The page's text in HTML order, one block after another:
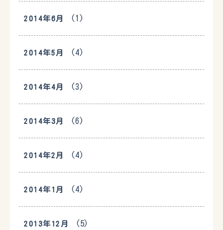
2014年6月 (1)
2014年5月 (4)
2014年4月 (3)
2014年3月 (6)
2014年2月 (4)
2014年1月 (4)
2013年12月 (5)